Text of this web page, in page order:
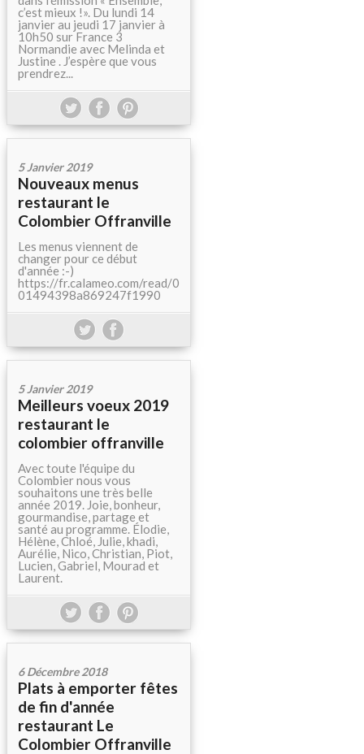
c’est mieux !». Du lundi 14
janvier au jeudi 17 janvier à
10h50 sur France 3
Normandie avec Melinda et
Justine . J’espère que vous
prendrez...
5 Janvier 2019
Nouveaux menus
restaurant le
Colombier Offranville
Les menus viennent de
changer pour ce début
d'année :-)
https://fr.calameo.com/read/0
01494398a869247f1990
5 Janvier 2019
Meilleurs voeux 2019
restaurant le
colombier offranville
Avec toute l'équipe du
Colombier nous vous
souhaitons une très belle
année 2019. Joie, bonheur,
gourmandise, partage et
santé au programme. Élodie,
Hélène, Chloé, Julie, khadi,
Aurélie, Nico, Christian, Piot,
Lucien, Gabriel, Mourad et
Laurent.
6 Décembre 2018
Plats à emporter fêtes
de fin d'année
restaurant Le
Colombier Offranville